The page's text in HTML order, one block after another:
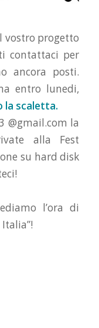
vostro progetto
contattaci per
ancora posti.
entro lunedi,
la scaletta.
@gmail.com la
alla Fest
su hard disk
l’ora di